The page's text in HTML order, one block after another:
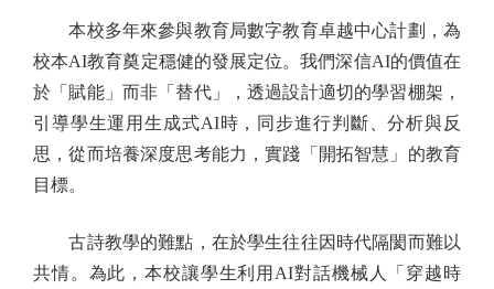
本校多年來參與教育局數字教育卓越中心計劃，為
校本AI教育奠定穩健的發展定位。我們深信AI的價值在
於「賦能」而非「替代」，透過設計適切的學習棚架，
引導學生運用生成式AI時，同步進行判斷、分析與反
思，從而培養深度思考能力，實踐「開拓智慧」的教育
目標。
古詩教學的難點，在於學生往往因時代隔閡而難以
共情。為此，本校讓學生利用AI對話機械人「穿越時